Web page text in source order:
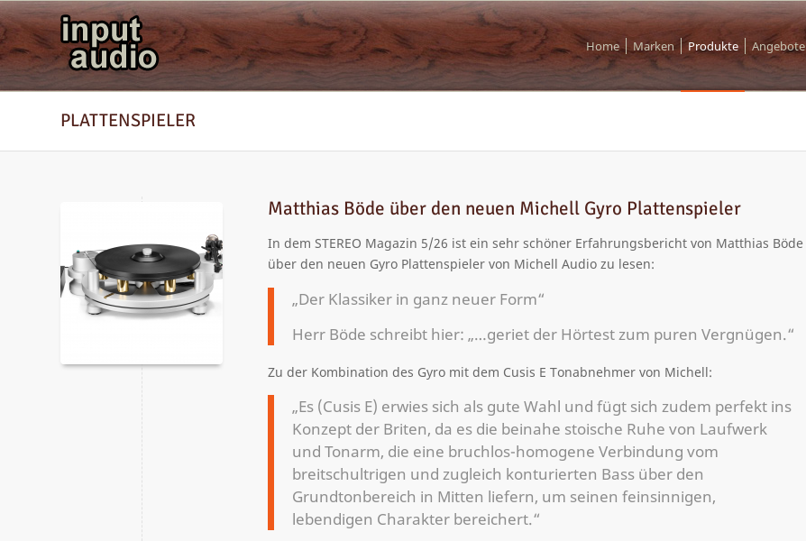
Home Marken Produkte Angebote
PLATTENSPIELER
Matthias Böde über den neuen Michell Gyro Plattenspieler
In dem STEREO Magazin 5/26 ist ein sehr schöner Erfahrungsbericht von Matthias Böde
über den neuen Gyro Plattenspieler von Michell Audio zu lesen:
„Der Klassiker in ganz neuer Form“
Herr Böde schreibt hier: „…geriet der Hörtest zum puren Vergnügen.“
Zu der Kombination des Gyro mit dem Cusis E Tonabnehmer von Michell:
„Es (Cusis E) erwies sich als gute Wahl und fügt sich zudem perfekt ins
Konzept der Briten, da es die beinahe stoische Ruhe von Laufwerk
und Tonarm, die eine bruchlos-homogene Verbindung vom
breitschultrigen und zugleich konturierten Bass über den
Grundtonbereich in Mitten liefern, um seinen feinsinnigen,
lebendigen Charakter bereichert.“